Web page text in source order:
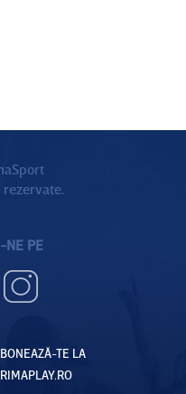
NE PE
TE LA